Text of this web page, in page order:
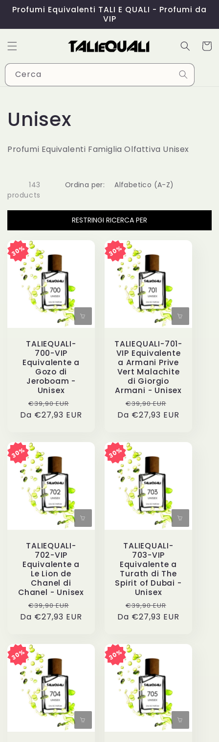
direttamente
Profumi Equivalenti TALI E QUALI - Profumi da
VIP
Cerca
C
o
l
e
z
i
Unisex
Profumi Equivalenti Famiglia Olfattiva Unisex
Ordina per:
143
products
RESTRINGI RICERCA PER
30%
TALIEQUALI-
700-VIP
Equivalente a
Gozo di
Jeroboam -
Unisex
Prezzo
di
€39,90 EUR
scontato
Da €27,93 EUR
30%
TALIEQUALI-701-
VIP Equivalente
a Armani Prive
Vert Malachite
di Giorgio
Armani - Unisex
Prezzo
di
€39,90 EUR
scontato
Da €27,93 EUR
30%
TALIEQUALI-
702-VIP
Equivalente a
Le Lion de
Chanel di
Chanel - Unisex
Prezzo
di
€39,90 EUR
scontato
Da €27,93 EUR
30%
TALIEQUALI-
703-VIP
Equivalente a
Turath di The
Spirit of Dubai -
Unisex
Prezzo
di
€39,90 EUR
scontato
Da €27,93 EUR
30% 30%